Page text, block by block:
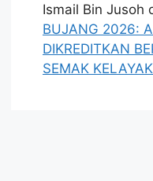
Ismail Bin Jusoh
BUJANG 2026:
DIKREDITKAN
SEMAK